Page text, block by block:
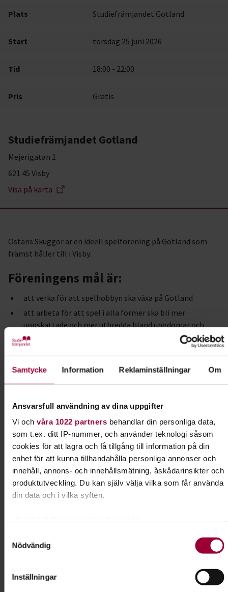
Samtycke Information Reklaminställningar Om
Ansvarsfull användning av dina uppgifter
Vi och våra 1022 partnersbehandlar din personliga data,
som t.ex. ditt IP-nummer, och använder teknologi såsom
cookies för att lagra och få tillgång till information på din
enhet för att kunna tillhandahålla personliga annonser och
innehåll, annons- och innehållsmätning, åskådarinsikter och
produktutveckling. Du kan själv välja vilka som får använda
din data och i vilka syften.
kan ha en noggrannhet på upp till flera meter
Ta reda på mer om hur dina personliga uppgifter behandlas
Nödvändig
Inställningar
Plats Studiefrämjandet Gotland
Start torsdag 25 juni 2026
Tid 18:00 - 22:00
Pris Gratis
Studiefrämjandet Gotland
Mejerigatan 1
621 45 Visby
Visa på karta
Östans Skuggor är en ideell spelförening på Gotland som
främst håller till i Visby.
Föreningens mål är:
att verka för att spelhobbyn ska växa på Gotland
att arbeta för att spel i alla former ska bli mer
uppskattade och mer utbredda bland ungdomar och
vuxna
alla kan finna sig tillrätta
Föreningen är öppen för alla som gillar spel i någon form.
När:
Vi håller till på Studiefrämjandet i Visby, där vi har spelkvällar
varje torsdag mellan kl 18-22 dit alla är välkomna.
I vår förening ska alla få en chans att utöva sina
spelintressen, vare sig det är brädspel, kortspel, figurspel,
rollspel eller någon annan form.
Gå med i spelföreningen Östans skuggor
Följ Östans Skuggor på Facebook!